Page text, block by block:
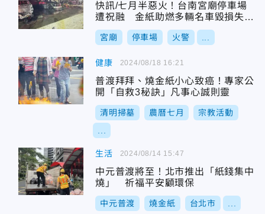
快訊/七月半惡火！台南宮廟停車場
遭祝融 金紙助燃多輛名車毀損失數
百萬起跳
宮廟 停車場 火警
健康
普渡拜拜、燒金紙小心致癌！專家公
開「自救3秘訣」凡事心誠則靈
清明掃墓 農曆七月 宗教活動
2024/08/18 16:21
生活
中元普渡將至！北市推出「紙錢集中
燒」 祈福平安顧環保
中元普渡 燒金紙 台北市
2024/08/14 15:47